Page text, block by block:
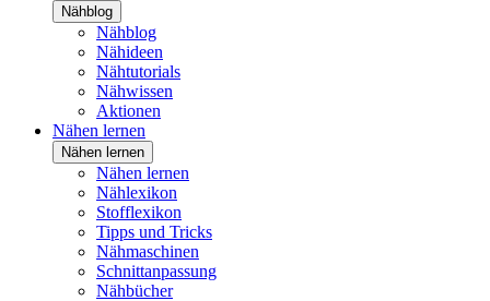
Nähblog
Nähblog
Nähideen
Nähtutorials
Nähwissen
Aktionen
Nähen lernen
Nähen lernen
Nähen lernen
Nählexikon
Stofflexikon
Tipps und Tricks
Nähmaschinen
Schnittanpassung
Nähbücher